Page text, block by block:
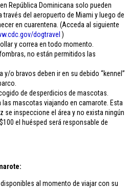
República Dominicana solo pueden
del aeropuerto de Miami y luego de
en cuarentena. (Acceda al siguiente
dogtravel )
y correa en todo momento.
no están permitidos las
y/o bravos deben ir en su debido “kennel”
de desperdicios de mascotas.
las mascotas viajando en camarote. Esta
se inspeccione el área y no exista ningún
el huésped será responsable de
al momento de viajar con su